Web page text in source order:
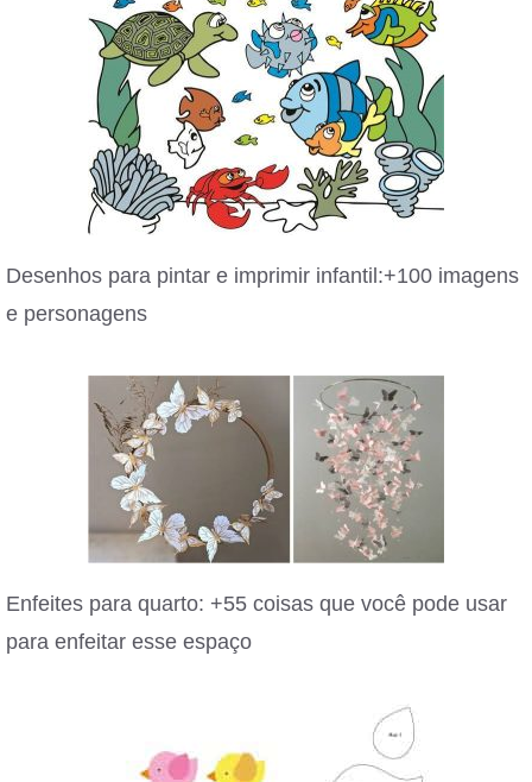
Desenhos para pintar e imprimir infantil:+100 imagens
e personagens
Enfeites para quarto: +55 coisas que você pode usar
para enfeitar esse espaço